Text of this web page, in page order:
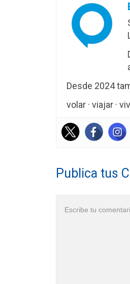
Desde 2024
volar · viajar ·
Publica tus